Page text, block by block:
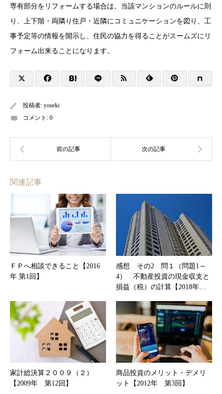
専有部分をリフォームする場合は、当該マンションのルールに則
り、上下階・両隣り住戸・近隣にコミュニケーションを図り、工
事予定等の情報を開示し、住民の協力を得ることがスームズにリ
フォーム出来ることになります。
投稿者: youeki
コメント: 0
関連記事
ＦＰへ相談できること【2016
年 第1回】
感想 その2 問１（問題1～
4） 不動産投資の現金収支と
損益（税）の計算【2018年…
家計総決算２００９（２）
【2009年 第12回】
商品投資のメリット・デメリ
ット【2012年 第3回】